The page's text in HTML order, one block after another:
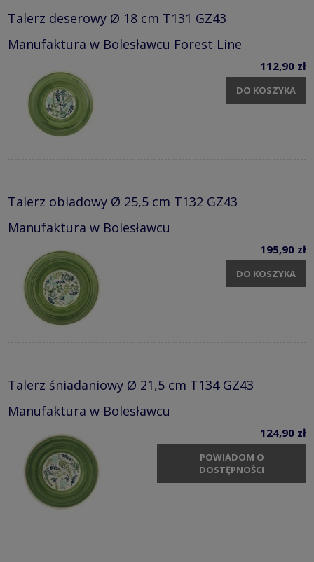
Talerz deserowy Ø 18 cm T131 GZ43
Manufaktura w Bolesławcu Forest Line
112,90 zł
DO KOSZYKA
Talerz obiadowy Ø 25,5 cm T132 GZ43
Manufaktura w Bolesławcu
195,90 zł
DO KOSZYKA
Talerz śniadaniowy Ø 21,5 cm T134 GZ43
Manufaktura w Bolesławcu
124,90 zł
POWIADOM O
DOSTĘPNOŚCI